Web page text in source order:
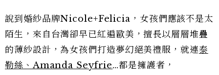
說到婚紗品牌Nicole+Felicia，女孩們應該不是太
陌生，來自台灣卻早已紅遍歐美，擅長以層層堆疊
的薄紗設計，為女孩們打造夢幻絕美禮服，就連泰
勒絲、Amanda Seyfrie…都是擁護者，